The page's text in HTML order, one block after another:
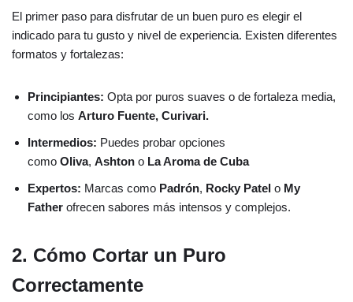
El primer paso para disfrutar de un buen puro es elegir el
indicado para tu gusto y nivel de experiencia. Existen diferentes
formatos y fortalezas:
Principiantes: Opta por puros suaves o de fortaleza media,
como los Arturo Fuente, Curivari.
Intermedios: Puedes probar opciones
como Oliva, Ashton o La Aroma de Cuba
Expertos: Marcas como Padrón, Rocky Patel o My
Father ofrecen sabores más intensos y complejos.
2. Cómo Cortar un Puro
Correctamente